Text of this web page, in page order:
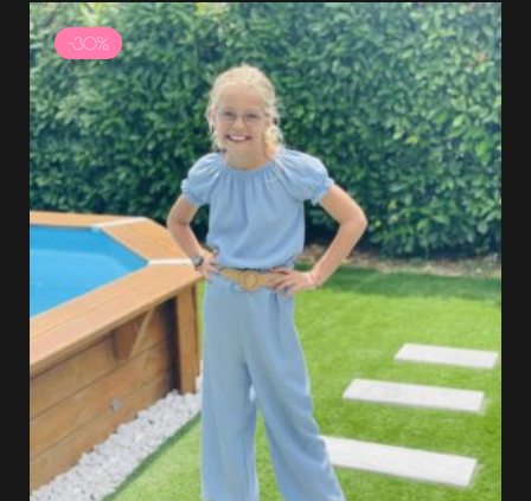
-30%
Le
prix
initial
était :
24.99 €.
Le
prix
actuel
est :
17.49 €.